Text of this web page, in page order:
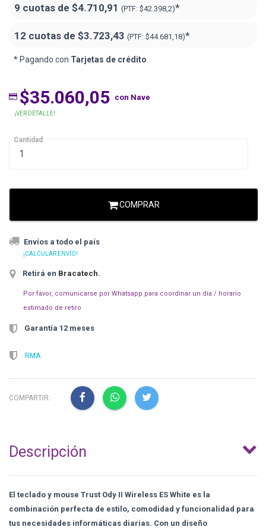
9 cuotas de $4.710,91 (PTF: $42.398,2)*
12 cuotas de $3.723,43 (PTF: $44.681,18)*
* Pagando con Tarjetas de crédito
$35.060,05 con Nave
¡VER DETALLE!
Cantidad
COMPRAR
Envíos a todo el país
¡CALCULAR ENVÍO!
Retirá en Bracatech.
Por favor, comunicarse por Whatsapp para coordinar un día / horario
estimado de retiro
Garantía 12 meses
RMA
COMPARTIR:
Descripción
El teclado y mouse Trust Ody II Wireless ES White es la
combinación perfecta de estilo, comodidad y funcionalidad para
tus necesidades informáticas diarias. Con un diseño